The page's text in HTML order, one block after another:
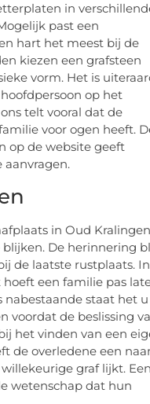
in
past een
hart het meest bij de
kiezen een grafsteen
vorm. Het is
op het
telt vooral dat de
voor ogen heeft.
op de website geeft
in Oud
De herinnering
de laatste rustplaats. In
een familie pas
nabestaande staat het u
voordat de beslissing
het vinden van een
de overledene een
graf lijkt.
wetenschap dat hun